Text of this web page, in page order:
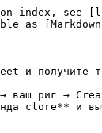
index,
as
и получите
→ ваш риг →
clore** и